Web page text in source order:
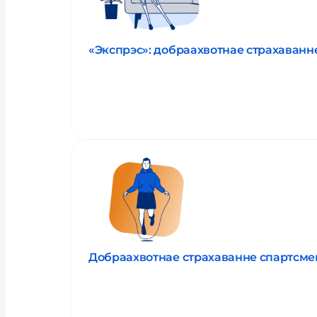
«Экспрэс»: добраахвотнае
Добраахвотнае страхаванне